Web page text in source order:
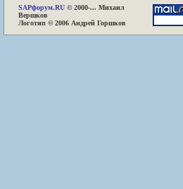
SAPфорум.RU © 2000-... Михаил
Вершков
Логотип © 2006 Андрей Горшков